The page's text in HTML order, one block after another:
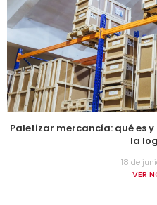
Paletizar mercancía: qué es
la
18 de
VER